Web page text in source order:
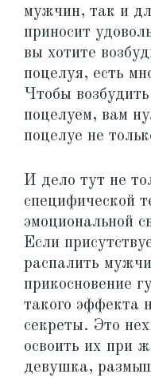
мужчин, так и
приносит
вы хотите
поцелуя, есть
Чтобы
поцелуем, вам
поцелуе не
И дело тут не
специфической
эмоциональной
Если
распалить
прикосновение
такого эффекта
секреты. Это
освоить их при
девушка,